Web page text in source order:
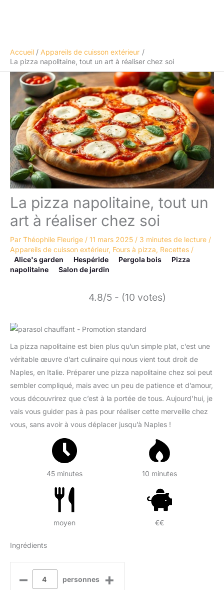
Accueil
Appareils de cuisson extérieur
La pizza napolitaine, tout un art à réaliser chez soi
La pizza napolitaine, tout un
art à réaliser chez soi
Par Théophile Fleurige / 11 mars 2025 / 3 minutes de lecture /
Appareils de cuisson extérieur, Fours à pizza, Recettes /
Alice's garden
Hespéride Pergola bois
Pizza
napolitaine
Salon de jardin
4.8/5 - (10 votes)
La pizza napolitaine est bien plus qu’un simple plat, c’est une
véritable œuvre d’art culinaire qui nous vient tout droit de
Naples, en Italie. Préparer une pizza napolitaine chez soi peut
sembler compliqué, mais avec un peu de patience et d’amour,
vous découvrirez que c’est à la portée de tous. Aujourd’hui, je
vais vous guider pas à pas pour réaliser cette merveille chez
vous, sans avoir à vous déplacer jusqu’à Naples !
45 minutes 10 minutes
moyen €€
Ingrédients
– personnes +